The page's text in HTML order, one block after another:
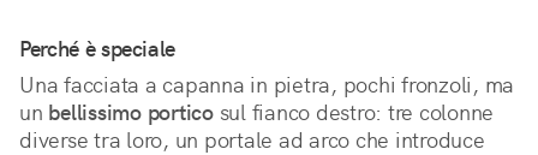
Perché è speciale
Una facciata a capanna in pietra, pochi fronzoli, ma
un bellissimo portico sul fianco destro: tre colonne
diverse tra loro, un portale ad arco che introduce